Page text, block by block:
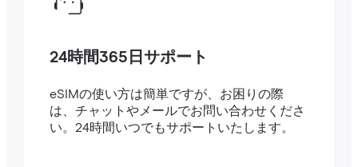
24時間365日サポート
eSIMの使い方は簡単ですが、お困りの際
は、チャットやメールでお問い合わせくださ
い。24時間いつでもサポートいたします。